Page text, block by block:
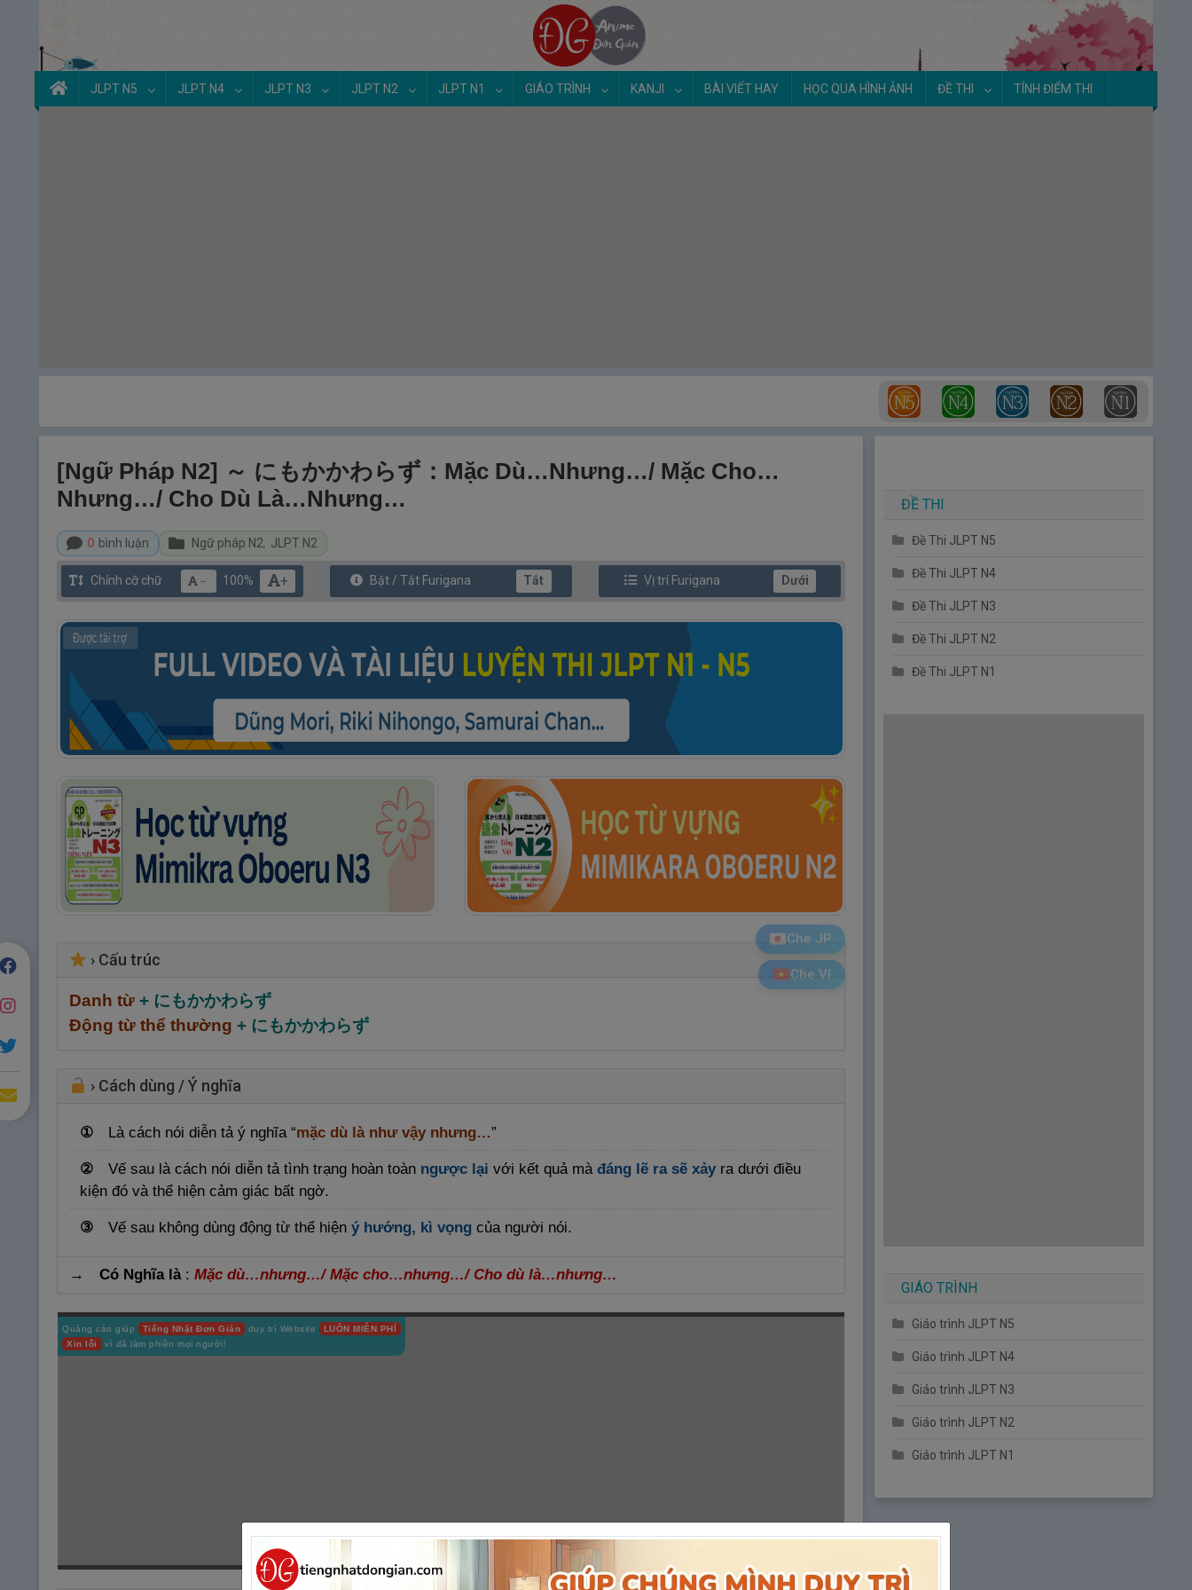
JLPT N5 JLPT N4 JLPT N3 JLPT N2 JLPT N1 GIÁO TRÌNH KANJI BÀI VIẾT HAY HỌC QUA HÌNH ẢNH ĐỀ THI TÍNH ĐIỂM THI
[Ngữ Pháp N2] ～ にもかかわらず：Mặc Dù…nhưng…/ Mặc Cho…
Nhưng…/ Cho Dù Là…nhưng…
0 bình luận Ngữ pháp N2, JLPT N2
Chỉnh cỡ chữ － 100% + Bật / Tắt Furigana Tắt Vị trí Furigana Dưới
Che JP
› Cấu trúc
Danh từ + にもかかわらず
Động từ thể thường + にもかかわらず
› Cách dùng / Ý nghĩa
① Là cách nói diễn tả ý nghĩa “mặc dù là như vậy nhưng…”
② Vế sau là cách nói diễn tả tình trạng hoàn toàn ngược lại với kết quả mà đáng lẽ ra sẽ xảy ra dưới điều
kiện đó và thể hiện cảm giác bất ngờ.
③ Vế sau không dùng động từ thể hiện ý hướng, kì vọng của người nói.
→ Có Nghĩa là: Mặc dù…nhưng…/ Mặc cho…nhưng…/ Cho dù là…nhưng…
Quảng cáo giúp Tiếng Nhật Đơn Giản duy trì Website
LUÔN MIỄN PHÍ
Xin lỗi
vì đã làm phiền mọi người!
Che VI
ĐỀ THI
Đề Thi JLPT N5
Đề Thi JLPT N4
Đề Thi JLPT N3
Đề Thi JLPT N2
Đề Thi JLPT N1
GIÁO TRÌNH
Giáo trình JLPT N5
Giáo trình JLPT N4
Giáo trình JLPT N3
Giáo trình JLPT N2
Giáo trình JLPT N1